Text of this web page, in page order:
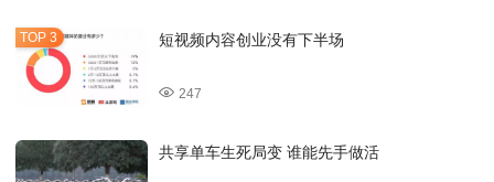
短视频内容创业没有下半场
247
共享单车生死局变 谁能先手做活